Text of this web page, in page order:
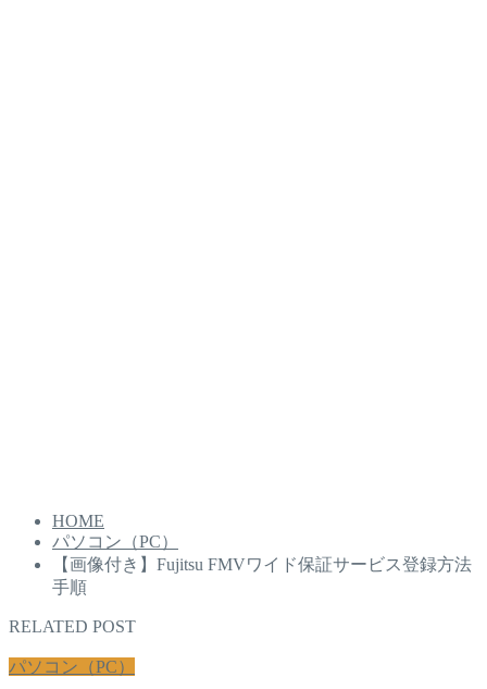
HOME
パソコン（PC）
【画像付き】Fujitsu FMVワイド保証サービス登録方法
手順
RELATED POST
パソコン（PC）